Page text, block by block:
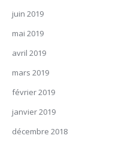
juin 2019
mai 2019
avril 2019
mars 2019
février 2019
janvier 2019
décembre 2018